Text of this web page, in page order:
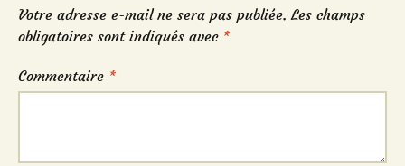
Votre adresse e-mail ne sera pas publiée. Les champs
obligatoires sont indiqués avec *
Commentaire *